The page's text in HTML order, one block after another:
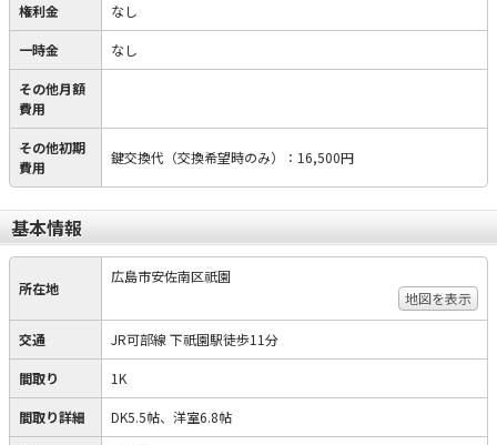
権利金 なし
一時金 なし
その他月額
費用
その他初期
費用
鍵交換代（交換希望時のみ） ： 16,500円
基本情報
所在地
広島市安佐南区祇園
地図を表示
交通 JR可部線 下祇園駅徒歩11分
間取り 1K
間取り詳細 DK5.5帖、洋室6.8帖